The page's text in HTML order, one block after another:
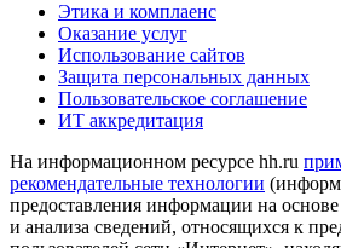
Этика и комплаенс
Оказание услуг
Использование сайтов
Защита персональных данных
Пользовательское соглашение
ИТ аккредитация
На информационном ресурсе hh.ru
рекомендательные технологии
предоставления информации на основе
и анализа сведений, относящихся к